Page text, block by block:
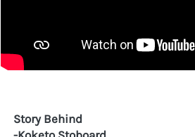
Story Behind